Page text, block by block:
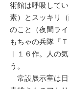
術館は呼吸して
素）とスッキリ
のこと（夜間ラ
もちゃの兵隊『
︱１６作。人の
う。
常設展示室は日